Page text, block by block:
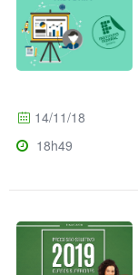
14/11/18
18h49